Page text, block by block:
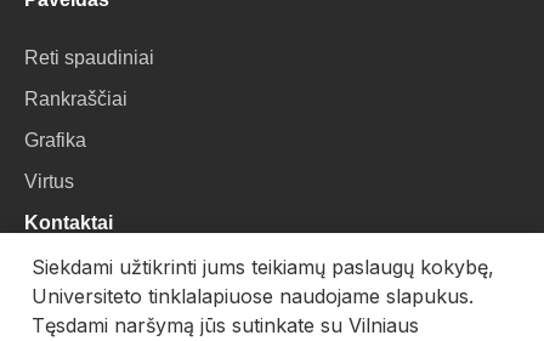
Reti spaudiniai
Rankraščiai
Grafika
Virtus
Kontaktai
VU Biblioteka
Universiteto g. 3, LT-01122, Vilnius
Siekdami užtikrinti jums teikiamų paslaugų kokybę,
Universiteto tinklalapiuose naudojame slapukus.
Tęsdami naršymą jūs sutinkate su Vilniaus